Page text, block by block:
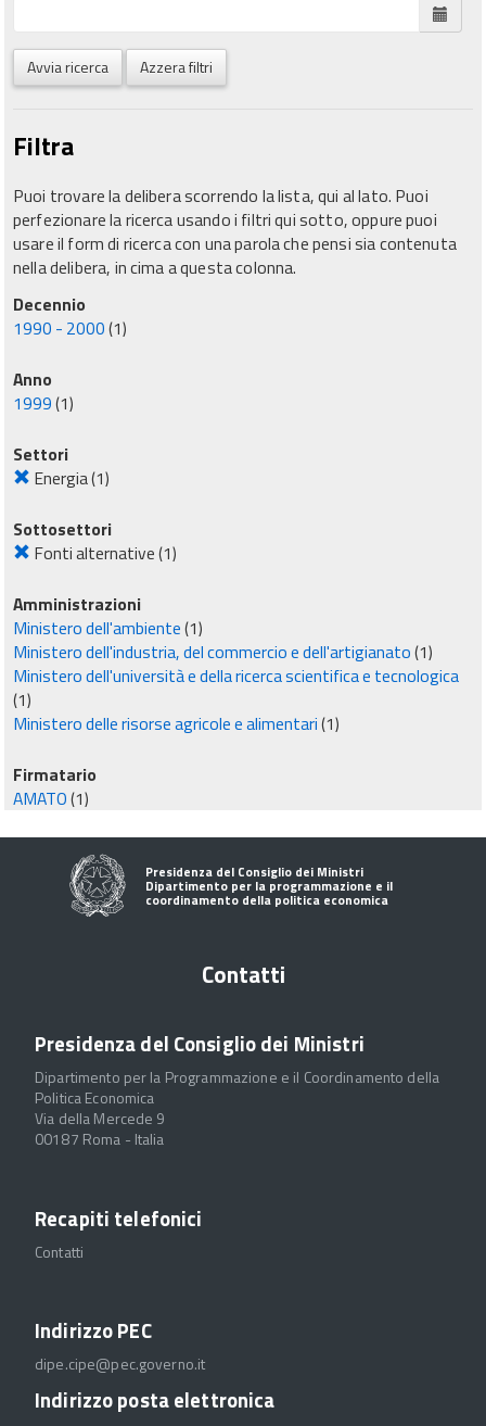
Avvia ricerca Azzera filtri
Filtra
Puoi trovare la delibera scorrendo la lista, qui al lato. Puoi
perfezionare la ricerca usando i filtri qui sotto, oppure puoi
usare il form di ricerca con una parola che pensi sia contenuta
nella delibera, in cima a questa colonna.
Decennio
1990 - 2000(1)
Anno
1999(1)
Settori
Energia(1)
Sottosettori
Fonti alternative(1)
Amministrazioni
Ministero dell'ambiente(1)
Ministero dell'industria, del commercio e dell'artigianato(1)
Ministero dell'università e della ricerca scientifica e tecnologica
(1)
Ministero delle risorse agricole e alimentari(1)
Firmatario
AMATO(1)
Presidenza del Consiglio dei Ministri
Dipartimento per la programmazione e il
coordinamento della politica economica
Contatti
Presidenza del Consiglio dei Ministri
Dipartimento per la Programmazione e il Coordinamento della
Politica Economica
Via della Mercede 9
00187 Roma - Italia
Recapiti telefonici
Contatti
Indirizzo PEC
dipe.cipe@pec.governo.it
Indirizzo posta elettronica